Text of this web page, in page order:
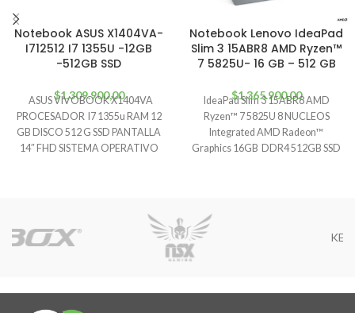
Notebook ASUS X1404VA-
I712512 I7 1355U -12GB
-512GB SSD
$1.309.900,00
ASUS VIVOBOOK X1404VA
PROCESADOR I7 1355u RAM 12
GB DISCO 512 G SSD PANTALLA
14″ FHD SISTEMA OPERATIVO
Notebook Lenovo IdeaPad
Slim 3 15ABR8 AMD Ryzen™
7 5825U- 16 GB – 512 GB
$1.365.900,00
IdeaPad Slim 3 15ABR8 AMD
Ryzen™ 7 5825U 8 NUCLEOS
Integrated AMD Radeon™
Graphics 16GB DDR4 512GB SSD